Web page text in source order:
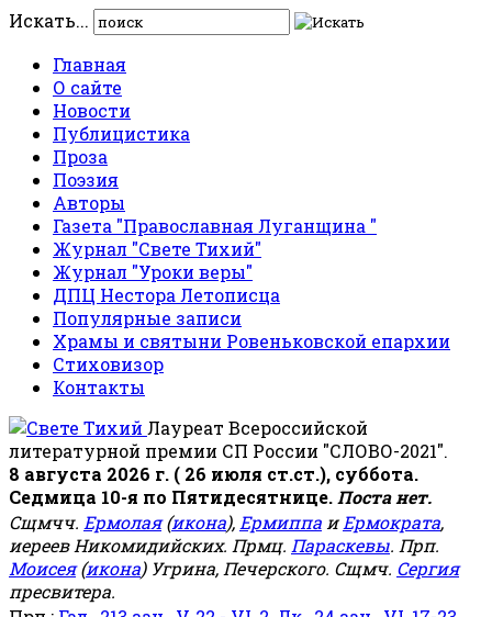
Искать...
Главная
О сайте
Новости
Публицистика
Проза
Поэзия
Авторы
Газета "Православная Луганщина "
Журнал "Свете Тихий"
Журнал "Уроки веры"
ДПЦ Нестора Летописца
Популярные записи
Храмы и святыни Ровеньковской епархии
Стиховизор
Контакты
Лауреат Всероссийской
литературной премии СП России "СЛОВО-2021".
8 августа 2026 г. ( 26 июля ст.ст.), суббота.
Седмица 10-я по Пятидесятнице. Поста нет.
Сщмчч. Ермолая(икона), Ермиппа иЕрмократа,
иереев Никомидийских. Прмц. Параскевы. Прп.
Моисея(икона) Угрина, Печерского. Сщмч. Сергия
пресвитера.